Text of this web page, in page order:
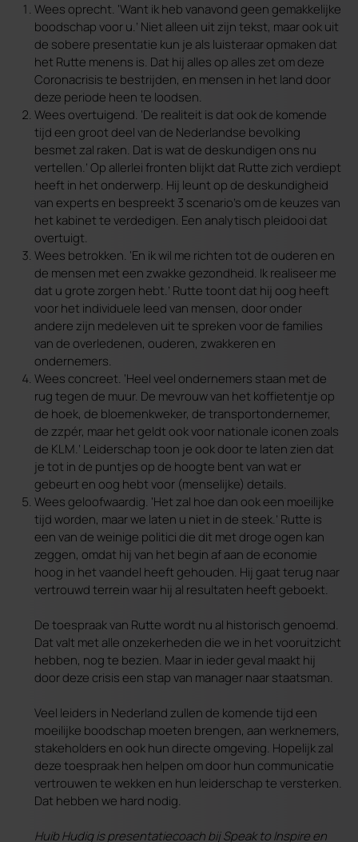
Wees oprecht. ‘Want ik heb vanavond geen gemakkelijke
boodschap voor u.’ Niet alleen uit zijn tekst, maar ook uit
de sobere presentatie kun je als luisteraar opmaken dat
het Rutte menens is. Dat hij alles op alles zet om deze
Coronacrisis te bestrijden, en mensen in het land door
deze periode heen te loodsen.
Wees overtuigend. ‘De realiteit is dat ook de komende
tijd een groot deel van de Nederlandse bevolking
besmet zal raken. Dat is wat de deskundigen ons nu
vertellen.’ Op allerlei fronten blijkt dat Rutte zich verdiept
heeft in het onderwerp. Hij leunt op de deskundigheid
van experts en bespreekt 3 scenario’s om de keuzes van
het kabinet te verdedigen. Een analytisch pleidooi dat
overtuigt.
Wees betrokken. ‘En ik wil me richten tot de ouderen en
de mensen met een zwakke gezondheid. Ik realiseer me
dat u grote zorgen hebt.’ Rutte toont dat hij oog heeft
voor het individuele leed van mensen, door onder
andere zijn medeleven uit te spreken voor de families
van de overledenen, ouderen, zwakkeren en
ondernemers.
Wees concreet. ‘Heel veel ondernemers staan met de
rug tegen de muur. De mevrouw van het koffietentje op
de hoek, de bloemenkweker, de transportondernemer,
de zzpér, maar het geldt ook voor nationale iconen zoals
de KLM.’ Leiderschap toon je ook door te laten zien dat
je tot in de puntjes op de hoogte bent van wat er
gebeurt en oog hebt voor (menselijke) details.
Wees geloofwaardig. ‘Het zal hoe dan ook een moeilijke
tijd worden, maar we laten u niet in de steek.’ Rutte is
een van de weinige politici die dit met droge ogen kan
zeggen, omdat hij van het begin af aan de economie
hoog in het vaandel heeft gehouden. Hij gaat terug naar
vertrouwd terrein waar hij al resultaten heeft geboekt.
De toespraak van Rutte wordt nu al historisch genoemd.
Dat valt met alle onzekerheden die we in het vooruitzicht
hebben, nog te bezien. Maar in ieder geval maakt hij
door deze crisis een stap van manager naar staatsman.
Veel leiders in Nederland zullen de komende tijd een
moeilijke boodschap moeten brengen, aan werknemers,
stakeholders en ook hun directe omgeving. Hopelijk zal
deze toespraak hen helpen om door hun communicatie
vertrouwen te wekken en hun leiderschap te versterken.
Dat hebben we hard nodig.
Huib Hudig is presentatiecoach bij Speak to Inspire en